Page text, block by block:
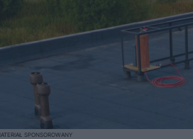
SPONSOROWANY